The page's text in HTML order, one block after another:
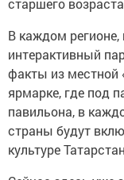
старшего
В каждом регионе,
интерактивный
факты из местной
ярмарке, где под
павильона, в
страны будут
культуре